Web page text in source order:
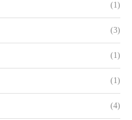
(1)
(3)
(1)
(1)
(4)